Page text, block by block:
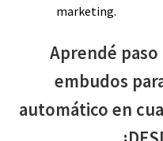
marketing.
Aprendé
embudos
automático en